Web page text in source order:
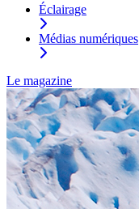
Éclairage
Médias numériques
Le magazine